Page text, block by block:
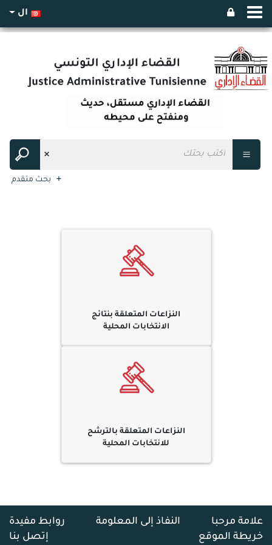
ال
بحث متقدم
النزاعات المتعلقة بنتائج
الانتخابات المحلية
النزاعات المتعلقة بالترشح
للانتخابات المحلية
علامة مرحبا النفاذ إلى المعلومة
روابط مفيدة
خريطة الموقع
إتصل بنا